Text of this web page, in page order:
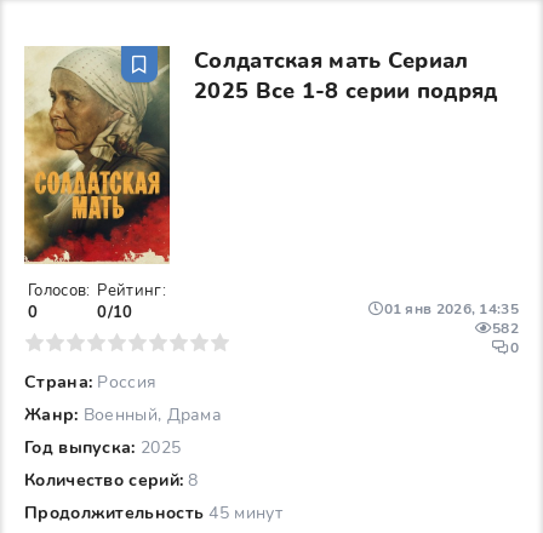
Солдатская мать Сериал
2025 Все 1-8 серии подряд
Страна: Россия
Жанр: Военный, Драма
Год выпуска: 2025
Количество серий: 8
Продолжительность 45 минут
01 янв 2026, 14:35
582
0
Голосов:
0
Рейтинг:
0/10
7 8 9 10